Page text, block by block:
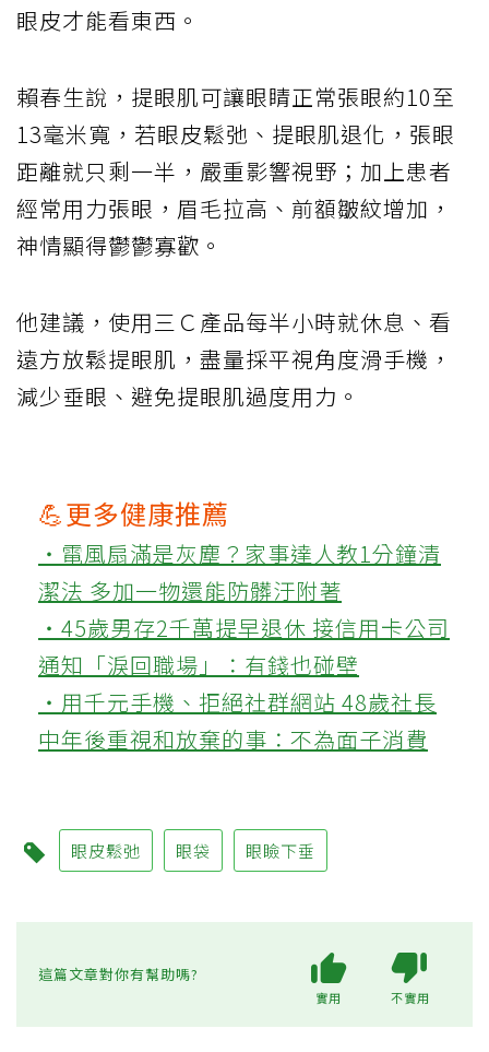
眼皮才能看東西。
賴春生說，提眼肌可讓眼睛正常張眼約10至
13毫米寬，若眼皮鬆弛、提眼肌退化，張眼
距離就只剩一半，嚴重影響視野；加上患者
經常用力張眼，眉毛拉高、前額皺紋增加，
神情顯得鬱鬱寡歡。
他建議，使用三Ｃ產品每半小時就休息、看
遠方放鬆提眼肌，盡量採平視角度滑手機，
減少垂眼、避免提眼肌過度用力。
💪更多健康推薦
‧電風扇滿是灰塵？家事達人教1分鐘清
潔法 多加一物還能防髒汙附著
‧45歲男存2千萬提早退休 接信用卡公司
通知「淚回職場」：有錢也碰壁
‧用千元手機、拒絕社群網站 48歲社長
中年後重視和放棄的事：不為面子消費
眼皮鬆弛 眼袋 眼瞼下垂
這篇文章對你有幫助嗎?
實用 不實用